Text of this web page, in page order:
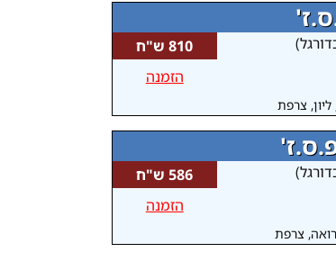
810 ש"ח
הזמנה
צרפת
586 ש"ח
הזמנה
צרפת